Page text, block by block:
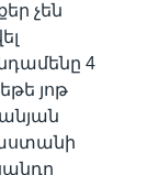
չեն
4
յոթ